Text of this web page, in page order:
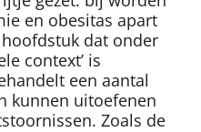
en obesitas apart
dat onder
context’ is
een aantal
kunnen uitoefenen
Zoals de